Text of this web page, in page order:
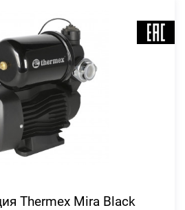
Thermex Mira Black